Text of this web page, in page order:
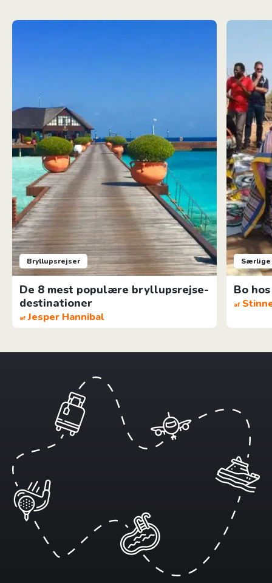
Bryllupsrejser
De 8 mest populære bryllupsrejse-
destinationer
af Jesper Hannibal
De 8 mest populære bryllupsrejse-destinationer
Særlige
Bo
af
Bo hos en